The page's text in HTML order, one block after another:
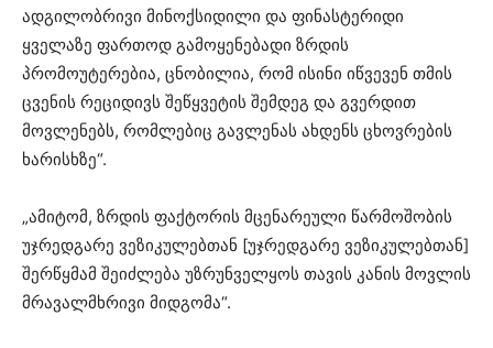
ადგილობრივი მინოქსიდილი და ფინასტერიდი
ყველაზე ფართოდ გამოყენებადი ზრდის
პრომოუტერებია, ცნობილია, რომ ისინი იწვევენ თმის
ცვენის რეციდივს შეწყვეტის შემდეგ და გვერდით
მოვლენებს, რომლებიც გავლენას ახდენს ცხოვრების
ხარისხზე“.
„ამიტომ, ზრდის ფაქტორის მცენარეული წარმოშობის
უჯრედგარე ვეზიკულებთან [უჯრედგარე ვეზიკულებთან]
შერწყმამ შეიძლება უზრუნველყოს თავის კანის მოვლის
მრავალმხრივი მიდგომა“.